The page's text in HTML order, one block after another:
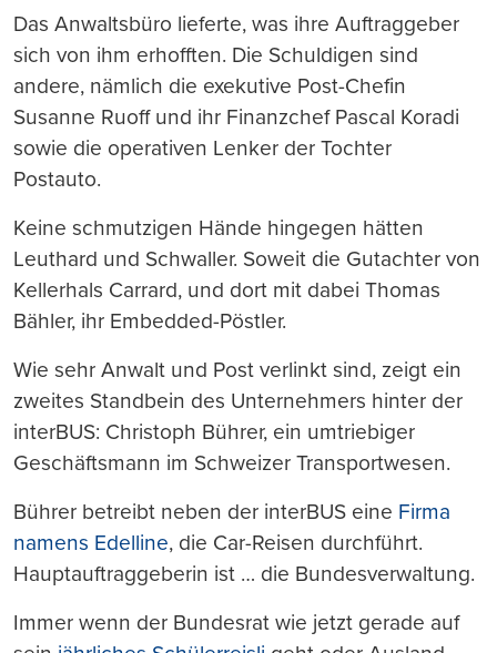
Das Anwaltsbüro lieferte, was ihre Auftraggeber
sich von ihm erhofften. Die Schuldigen sind
andere, nämlich die exekutive Post-Chefin
Susanne Ruoff und ihr Finanzchef Pascal Koradi
sowie die operativen Lenker der Tochter
Postauto.
Keine schmutzigen Hände hingegen hätten
Leuthard und Schwaller. Soweit die Gutachter von
Kellerhals Carrard, und dort mit dabei Thomas
Bähler, ihr Embedded-Pöstler.
Wie sehr Anwalt und Post verlinkt sind, zeigt ein
zweites Standbein des Unternehmers hinter der
interBUS: Christoph Bührer, ein umtriebiger
Geschäftsmann im Schweizer Transportwesen.
Bührer betreibt neben der interBUS eine Firma
namens Edelline, die Car-Reisen durchführt.
Hauptauftraggeberin ist … die Bundesverwaltung.
Immer wenn der Bundesrat wie jetzt gerade auf